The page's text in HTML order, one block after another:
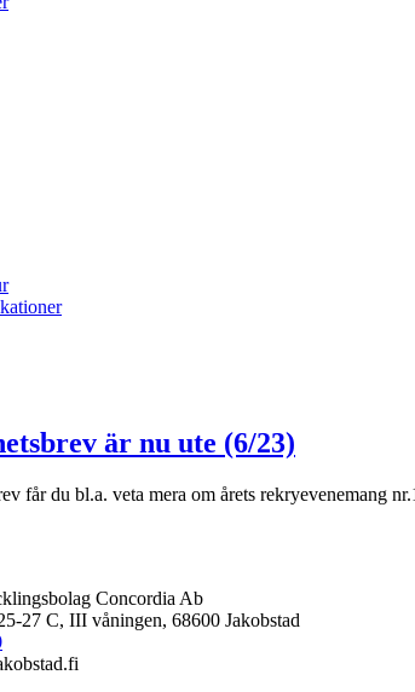
är nu ute (6/23)
får du bl.a. veta mera om årets rekryevenemang
Concordia Ab
27 C, III våningen, 68600 Jakobstad